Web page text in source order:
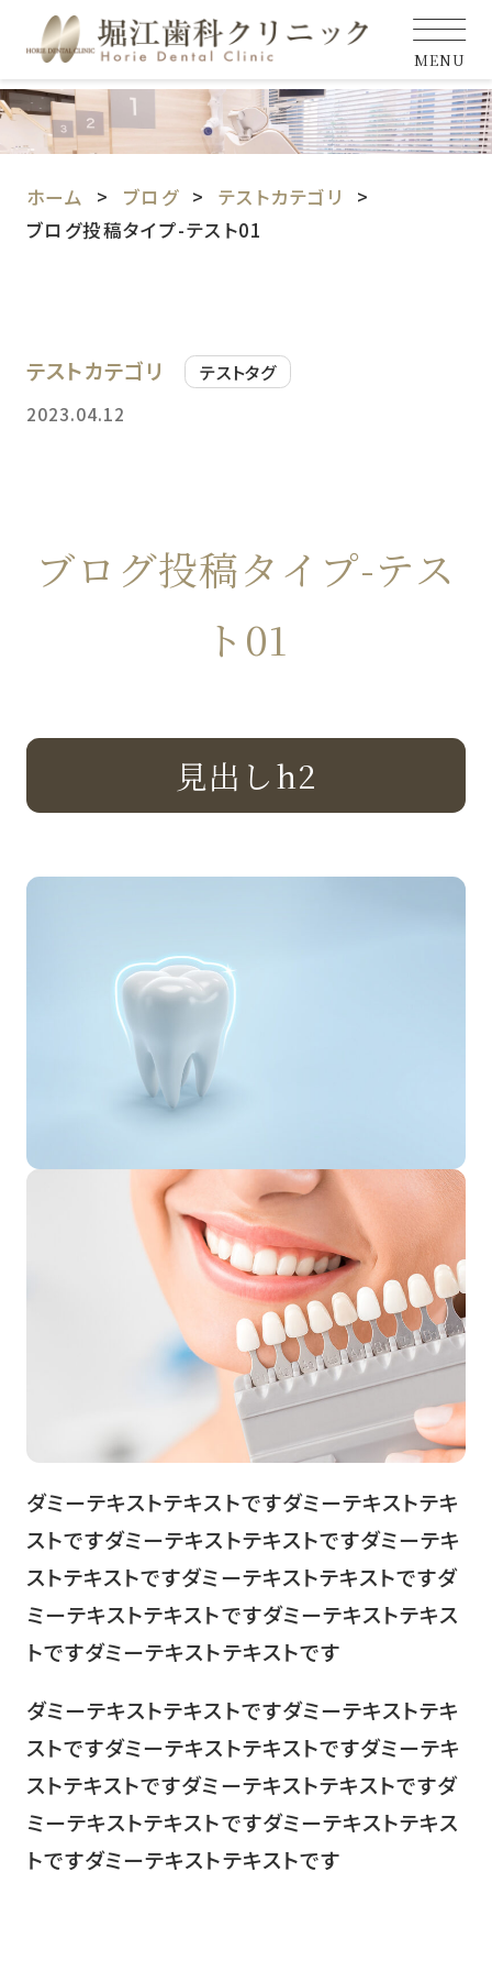
MENU
ホーム ブログ
テストカテゴリ
ブログ投稿タイプ-テスト01
テストカテゴリ
テストタグ
2023.04.12
ブログ投稿タイプ-テス
ト01
見出しh2
ダミーテキストテキストですダミーテキストテキ
ストですダミーテキストテキストですダミーテキ
ストテキストですダミーテキストテキストですダ
ミーテキストテキストですダミーテキストテキス
トですダミーテキストテキストです
ダミーテキストテキストですダミーテキストテキ
ストですダミーテキストテキストですダミーテキ
ストテキストですダミーテキストテキストですダ
ミーテキストテキストですダミーテキストテキス
トですダミーテキストテキストです